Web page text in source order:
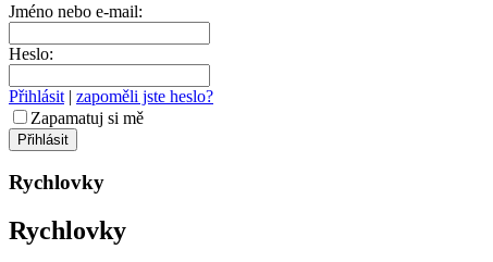
Jméno nebo e-mail:
Heslo:
Přihlásit | zapoměli jste heslo?
Zapamatuj si mě
Rychlovky
Rychlovky